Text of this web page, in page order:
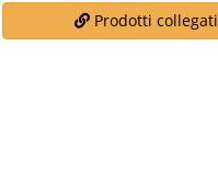
Prodotti collegati